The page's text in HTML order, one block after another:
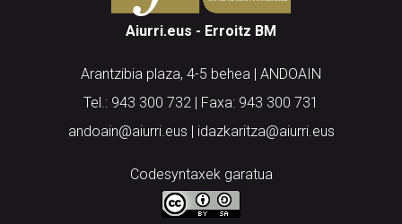
Aiurri.eus - Erroitz BM
Arantzibia plaza, 4-5 behea | ANDOAIN
Tel.: 943 300 732 | Faxa: 943 300 731
andoain@aiurri.eus | idazkaritza@aiurri.eus
Codesyntaxek garatua